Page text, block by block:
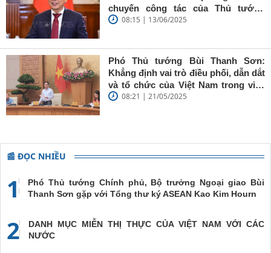
'tâm trong,
chuyến công tác của Thủ tướng
Chính phủ đến Estonia, Pháp và
08:15 | 13/06/2025
Phó Thủ tướng Bùi Thanh Sơn:
Khẳng định vai trò điều phối, dẫn dắt
và tổ chức của Việt Nam trong việc
đề cao chủ nghĩa đa phương, đoàn
08:21 | 21/05/2025
📰 ĐỌC NHIỀU
1
Phó Thủ tướng Chính phủ, Bộ trưởng Ngoại giao Bùi
Thanh Sơn gặp với Tổng thư ký ASEAN Kao Kim Hourn
2
DANH MỤC MIỄN THỊ THỰC CỦA VIỆT NAM VỚI CÁC
NƯỚC